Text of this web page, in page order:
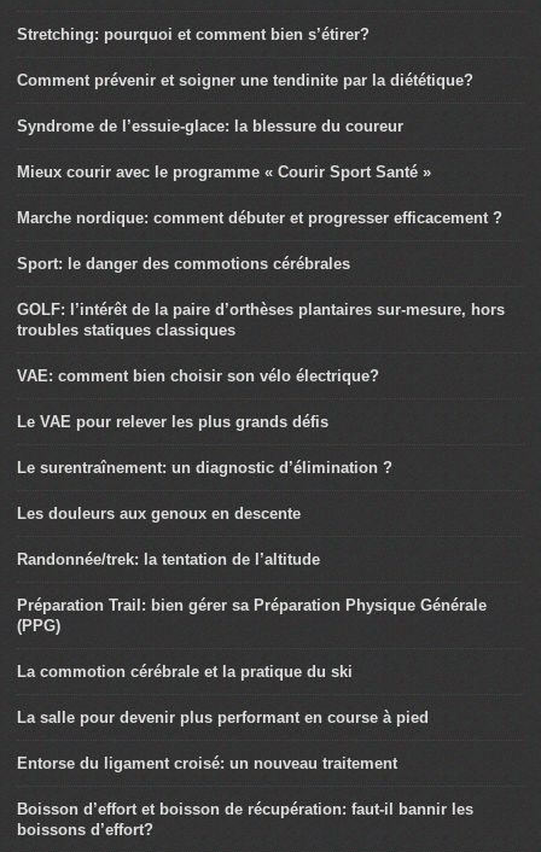
Stretching: pourquoi et comment bien s’étirer?
Comment prévenir et soigner une tendinite par la diététique?
Syndrome de l’essuie-glace: la blessure du coureur
Mieux courir avec le programme « Courir Sport Santé »
Marche nordique: comment débuter et progresser efficacement ?
Sport: le danger des commotions cérébrales
GOLF: l’intérêt de la paire d’orthèses plantaires sur-mesure, hors
troubles statiques classiques
VAE: comment bien choisir son vélo électrique?
Le VAE pour relever les plus grands défis
Le surentraînement: un diagnostic d’élimination ?
Les douleurs aux genoux en descente
Randonnée/trek: la tentation de l’altitude
Préparation Trail: bien gérer sa Préparation Physique Générale
(PPG)
La commotion cérébrale et la pratique du ski
La salle pour devenir plus performant en course à pied
Entorse du ligament croisé: un nouveau traitement
Boisson d’effort et boisson de récupération: faut-il bannir les
boissons d’effort?